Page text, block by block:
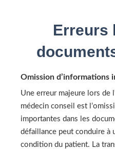
Erreurs
Omission d’informations
Une erreur majeure lors de
médecin conseil est
importantes dans les
défaillance peut conduire à
condition du patient. La